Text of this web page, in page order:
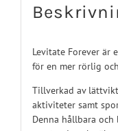
Levitate Forever är
för en mer rörlig
Tillverkad av
aktiviteter samt
Denna hållbara